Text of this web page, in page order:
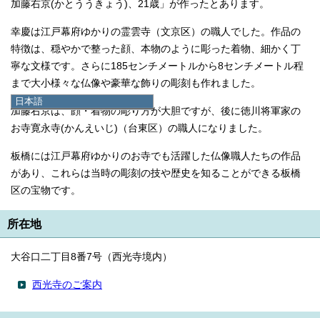
日本語
日本語
English
简体中文
繁體中文
加藤右京(かとううきょう)、21歳」が作ったとあります。
幸慶は江戸幕府ゆかりの霊雲寺（文京区）の職人でした。作品の
特徴は、穏やかで整った顔、本物のように彫った着物、細かく丁
寧な文様です。さらに185センチメートルから8センチメートル程
まで大小様々な仏像や豪華な飾りの彫刻も作れました。
加藤右京は、顔・着物の彫り方が大胆ですが、後に徳川将軍家の
お寺寛永寺(かんえいじ)（台東区）の職人になりました。
板橋には江戸幕府ゆかりのお寺でも活躍した仏像職人たちの作品
があり、これらは当時の彫刻の技や歴史を知ることができる板橋
区の宝物です。
所在地
大谷口二丁目8番7号（西光寺境内）
西光寺のご案内